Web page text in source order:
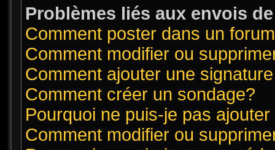
Problèmes liés aux envois
Comment poster dans un
Comment modifier ou
Comment ajouter une
Comment créer un sondage?
Pourquoi ne puis-je pas
Comment modifier ou